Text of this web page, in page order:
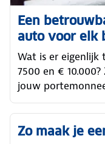
Een
auto voor elk
Wat is er
7500 en €
jouw
Zo maak je